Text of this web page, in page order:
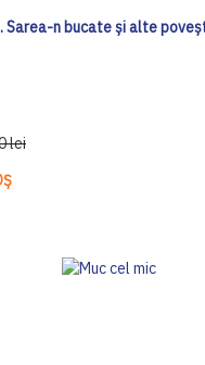
Sarea-n bucate și alte
lei